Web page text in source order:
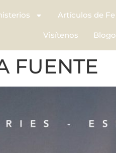
Artículos de Fe
Visítenos Blogo
FUENTE